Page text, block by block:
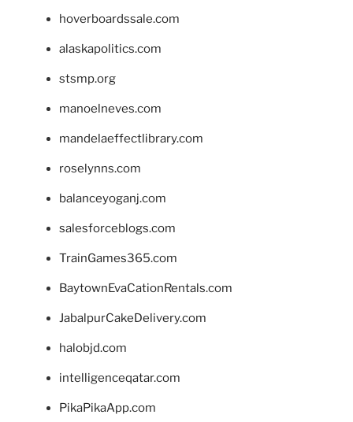
hoverboardssale.com
alaskapolitics.com
stsmp.org
manoelneves.com
mandelaeffectlibrary.com
roselynns.com
balanceyoganj.com
salesforceblogs.com
TrainGames365.com
BaytownEvaCationRentals.com
JabalpurCakeDelivery.com
halobjd.com
intelligenceqatar.com
PikaPikaApp.com